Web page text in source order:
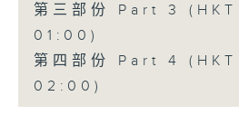
第三部份 Part 3
01:00)
第四部份 Part 4
02:00)